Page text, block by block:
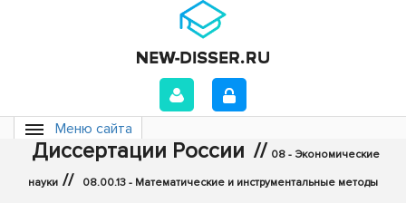
Меню сайта
Диссертации России // 08 - Экономические
науки // 08.00.13 - Математические и инструментальные методы